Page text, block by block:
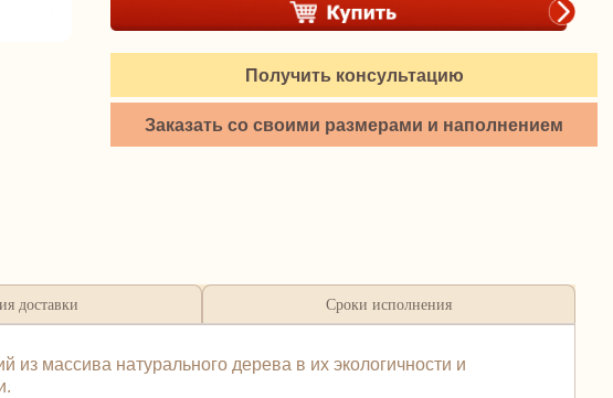
Получить консультацию
Заказать со своими размерами и наполнением
доставки Сроки исполнения
массива натурального дерева в их экологичности и